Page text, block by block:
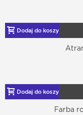
Dodaj do koszyka
Dodaj do koszyka
Farba